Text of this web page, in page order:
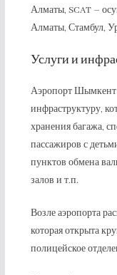
Алматы, SCAT –
Алматы, Стамбул,
Услуги и
Аэропорт Шымкент
инфраструктуру,
хранения багажа,
пассажиров с
пунктов обмена
залов и т.п.
Возле аэропорта
которая открыта
полицейское